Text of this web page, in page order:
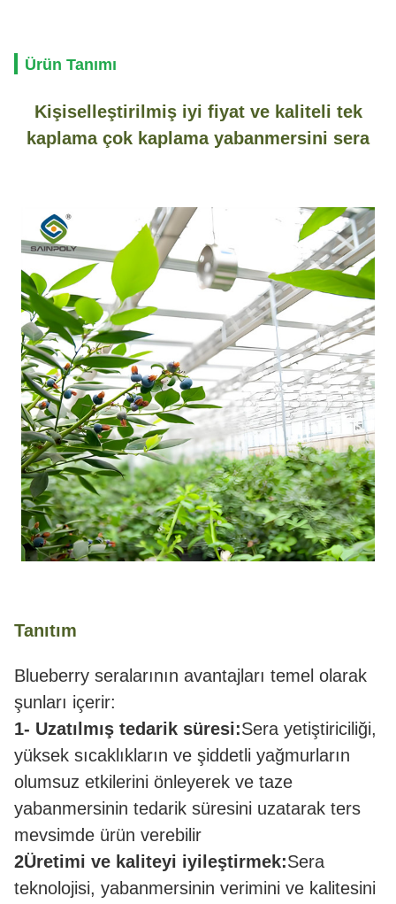
Ürün Tanımı
Kişiselleştirilmiş iyi fiyat ve kaliteli tek
kaplama çok kaplama yabanmersini sera
Tanıtım
Blueberry seralarının avantajları temel olarak
şunları içerir:
1- Uzatılmış tedarik süresi:Sera yetiştiriciliği,
yüksek sıcaklıkların ve şiddetli yağmurların
olumsuz etkilerini önleyerek ve taze
yabanmersinin tedarik süresini uzatarak ters
mevsimde ürün verebilir
2Üretimi ve kaliteyi iyileştirmek:Sera
teknolojisi, yabanmersinin verimini ve kalitesini